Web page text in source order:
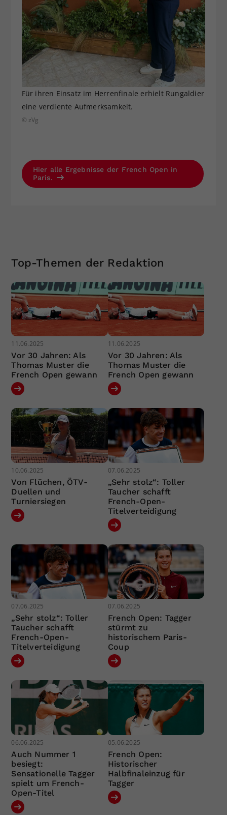
Für ihren Einsatz im Herrenfinale erhielt Rungaldier
eine verdiente Aufmerksamkeit.
© zVg
Hier alle Ergebnisse der French Open in
Paris.
Top-Themen der Redaktion
11.06.2025
Vor 30 Jahren: Als
Thomas Muster die
French Open gewann
11.06.2025
Vor 30 Jahren: Als
Thomas Muster die
French Open gewann
10.06.2025
Von Flüchen, ÖTV-
Duellen und
Turniersiegen
07.06.2025
„Sehr stolz“: Toller
Taucher schafft
French-Open-
Titelverteidigung
07.06.2025
„Sehr stolz“: Toller
Taucher schafft
French-Open-
Titelverteidigung
07.06.2025
French Open: Tagger
stürmt zu
historischem Paris-
Coup
06.06.2025
Auch Nummer 1
besiegt:
Sensationelle Tagger
spielt um French-
Open-Titel
05.06.2025
French Open:
Historischer
Halbfinaleinzug für
Tagger